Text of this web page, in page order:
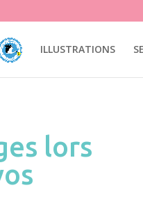
Ux design accessibilité
ILLUSTRATIONS
lors